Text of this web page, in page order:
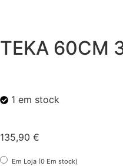
TEKA 60CM
1 em stock
135,90 €
Em Loja (0 Em stock)